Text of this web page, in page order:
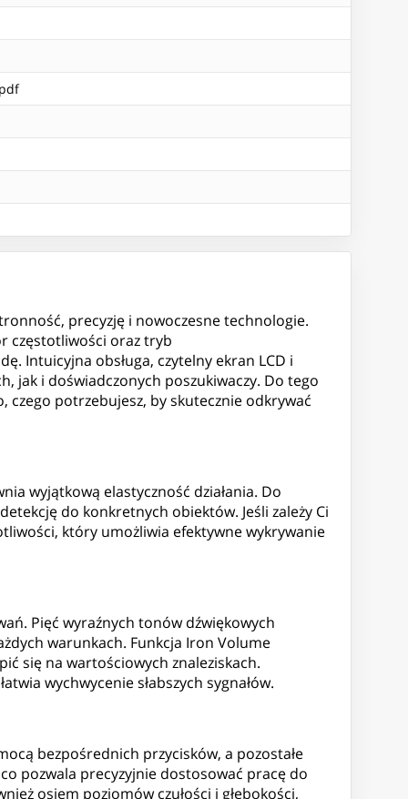
precyzję i nowoczesne technologie.
częstotliwości oraz tryb
Intuicyjna obsługa, czytelny ekran LCD i
jak i doświadczonych poszukiwaczy. Do tego
czego potrzebujesz, by skutecznie odkrywać
wyjątkową elastyczność działania. Do
do konkretnych obiektów. Jeśli zależy Ci
który umożliwia efektywne wykrywanie
Pięć wyraźnych tonów dźwiękowych
warunkach. Funkcja Iron Volume
się na wartościowych znaleziskach.
wychwycenie słabszych sygnałów.
bezpośrednich przycisków, a pozostałe
pozwala precyzyjnie dostosować pracę do
osiem poziomów czułości i głębokości,